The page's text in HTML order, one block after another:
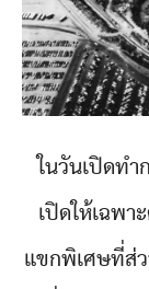
ในวันเปิดทำ
เปิดให้เฉพ
แขกพิเศษที่ส่ว